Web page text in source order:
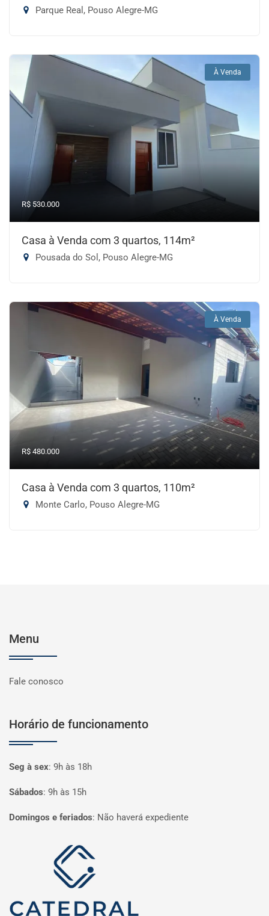
Parque Real, Pouso Alegre-MG
À Venda
R$ 530.000
Casa à Venda com 3 quartos, 114m²
Pousada do Sol, Pouso Alegre-MG
À Venda
R$ 480.000
Casa à Venda com 3 quartos, 110m²
Monte Carlo, Pouso Alegre-MG
Menu
Fale conosco
Horário de funcionamento
Seg à sex: 9h às 18h
Sábados: 9h às 15h
Domingos e feriados: Não haverá expediente
Página inicial